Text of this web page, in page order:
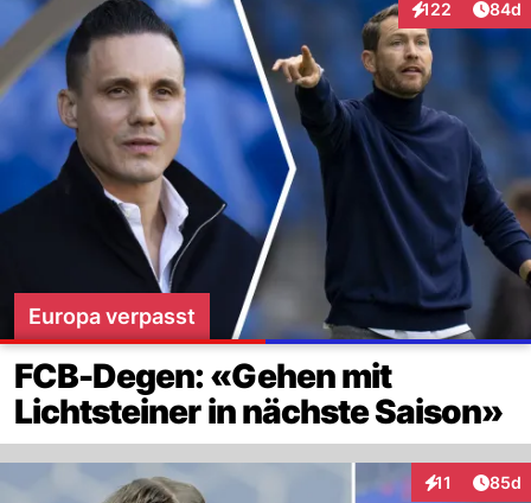
122
Interaktionen
84d
Europa verpasst
FCB-Degen: «Gehen mit
Lichtsteiner in nächste Saison»
11
Interaktionen
85d